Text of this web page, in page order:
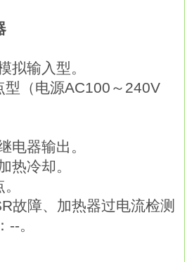
拟输入型。
型（电源AC100～240V
电器输出。
热冷却。
故障、加热器过电流检测
。